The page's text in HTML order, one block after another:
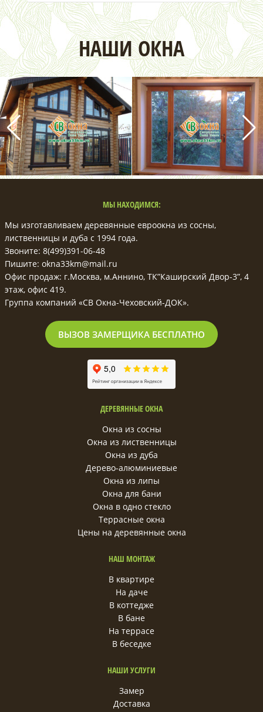
НАШИ ОКНА
МЫ НАХОДИМСЯ:
Мы изготавливаем деревянные евроокна из сосны,
лиственницы и дуба с 1994 года.
Звоните: 8(499)391-06-48
Пишите: okna33km@mail.ru
Офис продаж: г.Москва, м.Аннино, ТК”Каширский Двор-3”, 4
этаж, офис 419.
Группа компаний «СВ Окна-Чеховский-ДОК».
ВЫЗОВ ЗАМЕРЩИКА БЕСПЛАТНО
ДЕРЕВЯННЫЕ ОКНА
Окна из сосны
Окна из лиственницы
Окна из дуба
Дерево-алюминиевые
Окна из липы
Окна для бани
Окна в одно стекло
Террасные окна
Цены на деревянные окна
НАШ МОНТАЖ
В квартире
На даче
В коттедже
В бане
На террасе
В беседке
НАШИ УСЛУГИ
Замер
Доставка